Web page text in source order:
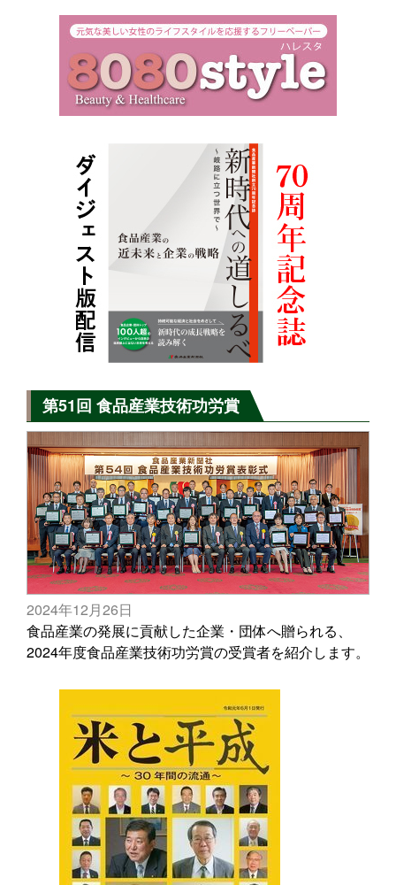
第51回 食品産業技術功労賞
2024年12月26日
食品産業の発展に貢献した企業・団体へ贈られる、
2024年度食品産業技術功労賞の受賞者を紹介します。